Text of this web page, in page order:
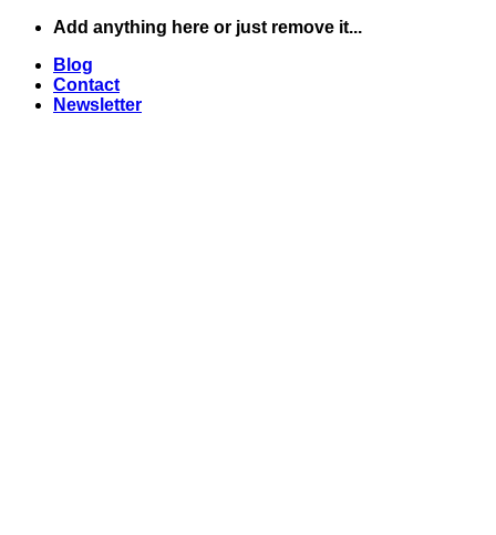
Skip
content
Add anything here or just remove it...
Blog
Contact
Newsletter